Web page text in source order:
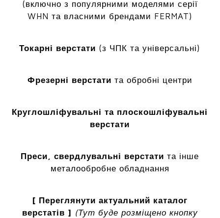
(включно з популярними моделями серії
WHN та власними брендами FERMAT)
Токарні верстати (з ЧПК та універсальні)
Фрезерні верстати та обробні центри
Круглошліфувальні та плоскошліфувальні
верстати
Преси, свердлувальні верстати та інше
металообробне обладнання
[ Переглянути актуальний каталог
верстатів ] (Тут буде розміщено кнопку